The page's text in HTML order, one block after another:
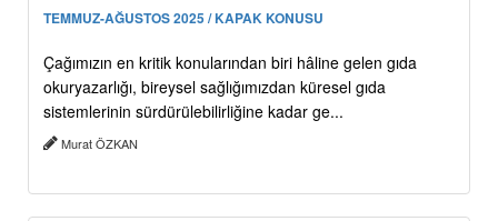
TEMMUZ-AĞUSTOS 2025 / KAPAK KONUSU
Çağımızın en kritik konularından biri hâline gelen gıda
okuryazarlığı, bireysel sağlığımızdan küresel gıda
sistemlerinin sürdürülebilirliğine kadar ge...
Murat ÖZKAN